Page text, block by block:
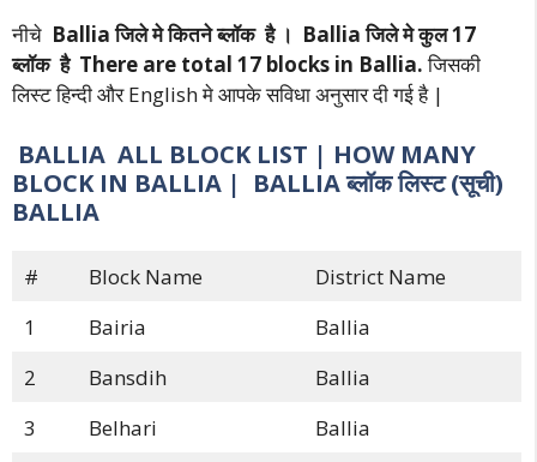
नीचे Ballia जिले मे कितने ब्लॉक है । Ballia जिले मे कुल 17
ब्लॉक है There are total 17 blocks in Ballia.जिसकी
लिस्ट हिन्दी और English मे आपके सविधा अनुसार दी गई है |
BALLIA ALL BLOCK LIST | HOW MANY
BLOCK IN BALLIA | BALLIA ब्लॉक लिस्ट (सूची)
BALLIA
# Block Name
District Name
1
Bairia
Ballia
2
Bansdih
Ballia
3
Belhari
Ballia